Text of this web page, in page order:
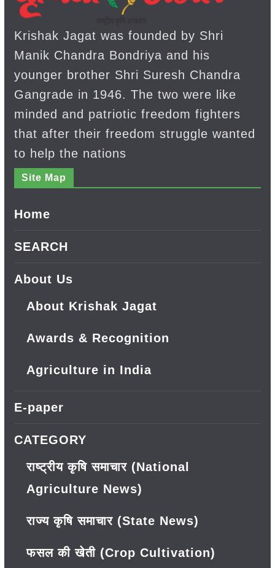
Krishak Jagat was founded by Shri
Manik Chandra Bondriya and his
younger brother Shri Suresh Chandra
Gangrade in 1946. The two were like
minded and patriotic freedom fighters
that after their freedom struggle wanted
to help the nations
Site Map
Home
SEARCH
About Us
About Krishak Jagat
Awards & Recognition
Agriculture in India
E-paper
CATEGORY
राष्ट्रीय कृषि समाचार (National
Agriculture News)
राज्य कृषि समाचार (State News)
फसल की खेती (Crop Cultivation)